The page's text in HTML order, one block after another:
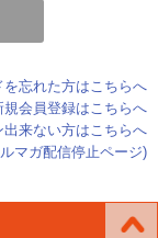
を忘れた方はこちらへ
規会員登録はこちらへ
来ない方はこちらへ
マガ配信停止ページ)